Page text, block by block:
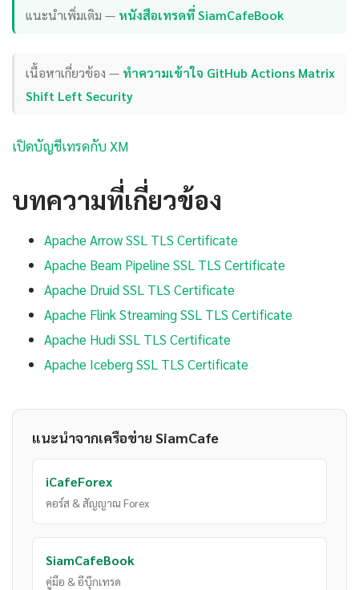
แนะนำเพิ่มเติม — หนังสือเทรดที่ SiamCafeBook
เนื้อหาเกี่ยวข้อง — ทำความเข้าใจ GitHub Actions Matrix
Shift Left Security
เปิดบัญชีเทรดกับ XM
บทความที่เกี่ยวข้อง
Apache Arrow SSL TLS Certificate
Apache Beam Pipeline SSL TLS Certificate
Apache Druid SSL TLS Certificate
Apache Flink Streaming SSL TLS Certificate
Apache Hudi SSL TLS Certificate
Apache Iceberg SSL TLS Certificate
แนะนำจากเครือข่าย SiamCafe
iCafeForex
คอร์ส & สัญญาณ Forex
SiamCafeBook
คู่มือ & อีบุ๊กเทรด